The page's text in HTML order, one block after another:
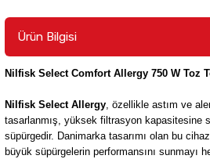
Ürün Bilgisi
Nilfisk Select Comfort Allergy 750 W Toz
Nilfisk Select Allergy, özellikle astım ve
tasarlanmış, yüksek filtrasyon kapasitesine
süpürgedir. Danimarka tasarımı olan bu
büyük süpürgelerin performansını sunmayı